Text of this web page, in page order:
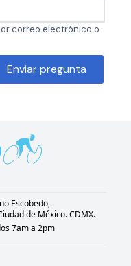
correo electrónico o
Enviar pregunta
Escobedo,
de México. CDMX.
7am a 2pm